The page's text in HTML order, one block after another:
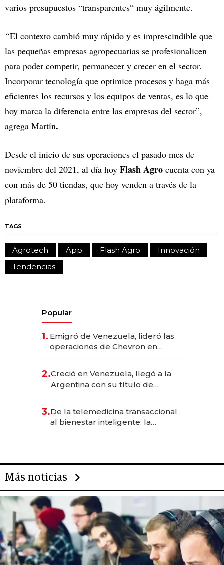
varios presupuestos “transparentes“ muy ágilmente.
“El contexto cambió muy rápido y es imprescindible que
las pequeñas empresas agropecuarias se profesionalicen
para poder competir, permanecer y crecer en el sector.
Incorporar tecnología que optimice procesos y haga más
eficientes los recursos y los equipos de ventas, es lo que
hoy marca la diferencia entre las empresas del sector”,
agrega Martín.
Desde el inicio de sus operaciones el pasado mes de
noviembre del 2021, al día hoy Flash Agro cuenta con ya
con más de 50 tiendas, que hoy venden a través de la
plataforma.
TAGS
Agrotech App Flash Agro
Innovación
Tendencias
Popular
1. Emigró de Venezuela, lideró las
operaciones de Chevron en
2.Creció en Venezuela, llegó a la
Argentina con su título de
las marcas "fast premium"
3.De la telemedicina transaccional
al bienestar inteligente: la
Más noticias